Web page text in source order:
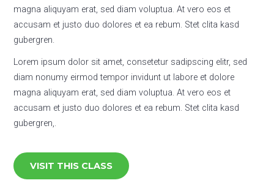
magna aliquyam erat, sed diam voluptua. At vero eos et
accusam et justo duo dolores et ea rebum. Stet clita kasd
gubergren.
Lorem ipsum dolor sit amet, consetetur sadipscing elitr, sed
diam nonumy eirmod tempor invidunt ut labore et dolore
magna aliquyam erat, sed diam voluptua. At vero eos et
accusam et justo duo dolores et ea rebum. Stet clita kasd
gubergren,.
VISIT THIS CLASS